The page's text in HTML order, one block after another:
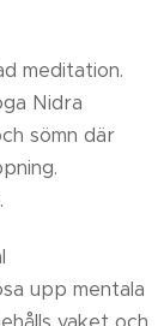
meditation.
Nidra
sömn där
upp mentala